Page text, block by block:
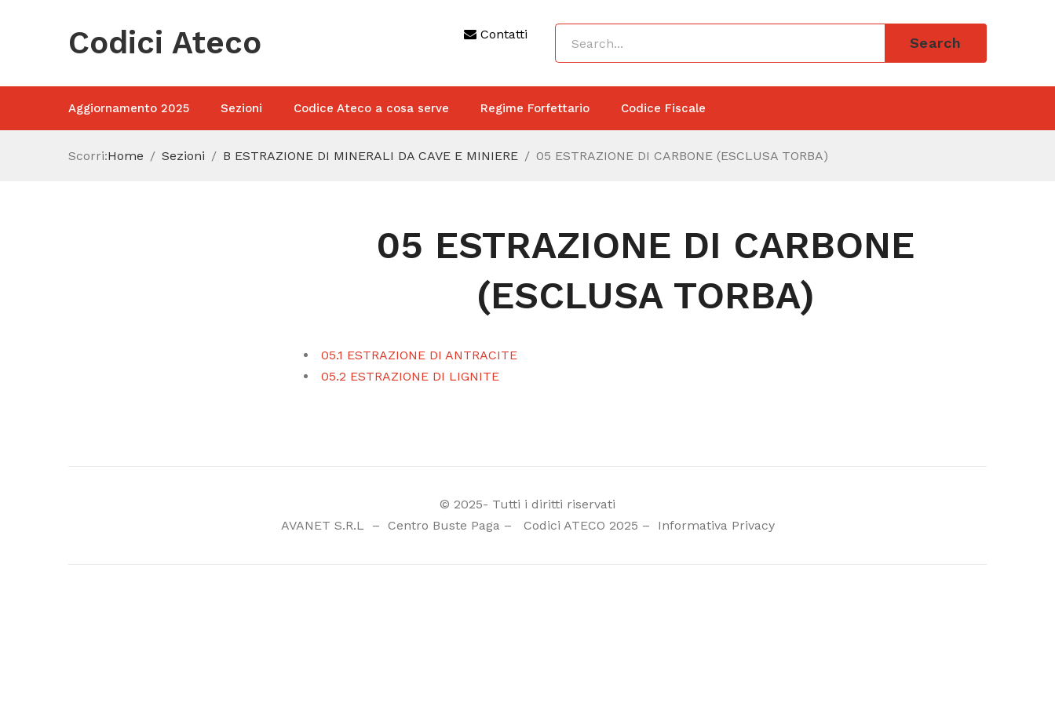
Codici Ateco Contatti
Search
Aggiornamento 2025 Sezioni Codice Ateco a cosa serve Regime Forfettario Codice Fiscale
Scorri:Home Sezioni B ESTRAZIONE DI MINERALI DA CAVE E MINIERE 05 ESTRAZIONE DI CARBONE (ESCLUSA TORBA)
05 ESTRAZIONE DI CARBONE
(ESCLUSA TORBA)
05.1 ESTRAZIONE DI ANTRACITE
05.2 ESTRAZIONE DI LIGNITE
© 2025- Tutti i diritti riservati
AVANET S.R.L
– Centro Buste Paga– Codici ATECO 2025 – Informativa Privacy